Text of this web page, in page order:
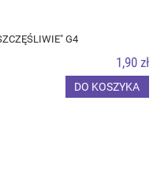
G4
1,90 zł
DO KOSZYKA